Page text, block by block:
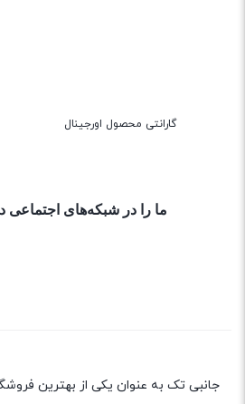
گارانتی محصول اورجینال
ما را در شبکه‌های اجتماعی
جانبی تک به عنوان یکی از بهترین